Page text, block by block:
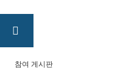
참여 게시판